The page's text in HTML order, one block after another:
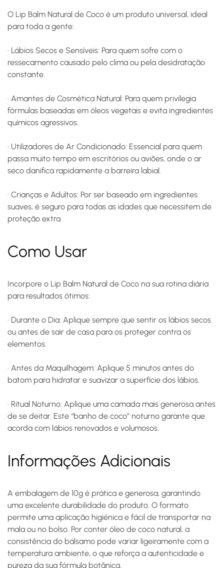
O Lip Balm Natural de Coco é um produto universal, ideal
para toda a gente:
· Lábios Secos e Sensíveis: Para quem sofre com o
ressecamento causado pelo clima ou pela desidratação
constante.
· Amantes de Cosmética Natural: Para quem privilegia
fórmulas baseadas em óleos vegetais e evita ingredientes
químicos agressivos.
· Utilizadores de Ar Condicionado: Essencial para quem
passa muito tempo em escritórios ou aviões, onde o ar
seco danifica rapidamente a barreira labial.
· Crianças e Adultos: Por ser baseado em ingredientes
suaves, é seguro para todas as idades que necessitem de
proteção extra.
Como Usar
Incorpore o Lip Balm Natural de Coco na sua rotina diária
para resultados ótimos:
· Durante o Dia: Aplique sempre que sentir os lábios secos
ou antes de sair de casa para os proteger contra os
elementos.
· Antes da Maquilhagem: Aplique 5 minutos antes do
batom para hidratar e suavizar a superfície dos lábios.
· Ritual Noturno: Aplique uma camada mais generosa antes
de se deitar. Este “banho de coco” noturno garante que
acorda com lábios renovados e volumosos.
Informações Adicionais
A embalagem de 10g é prática e generosa, garantindo
uma excelente durabilidade do produto. O formato
permite uma aplicação higiénica e fácil de transportar na
mala ou no bolso. Por conter óleo de coco natural, a
consistência do bálsamo pode variar ligeiramente com a
temperatura ambiente, o que reforça a autenticidade e
pureza da sua fórmula botânica.